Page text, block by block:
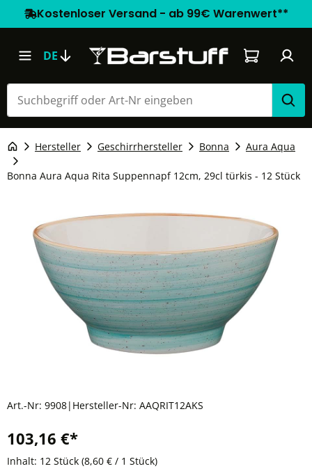
Kostenloser Versand - ab 99€ Warenwert**
DE Warenkorb
Hersteller Geschirrhersteller Bonna Aura Aqua
Bonna Aura Aqua Rita Suppennapf 12cm, 29cl türkis - 12 Stück
Art.-Nr: 9908| Hersteller-Nr: AAQRIT12AKS
103,16 €*
Inhalt: 12 Stück (8,60 € / 1 Stück)